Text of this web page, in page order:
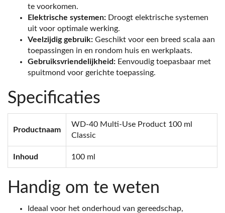
te voorkomen.
Elektrische systemen: Droogt elektrische systemen
uit voor optimale werking.
Veelzijdig gebruik: Geschikt voor een breed scala aan
toepassingen in en rondom huis en werkplaats.
Gebruiksvriendelijkheid: Eenvoudig toepasbaar met
spuitmond voor gerichte toepassing.
Specificaties
Productnaam
WD-40 Multi-Use Product 100 ml
Classic
Inhoud 100 ml
Handig om te weten
Ideaal voor het onderhoud van gereedschap,